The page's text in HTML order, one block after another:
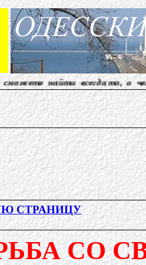
всегда то, о чем другие
СТРАНИЦУ
СО